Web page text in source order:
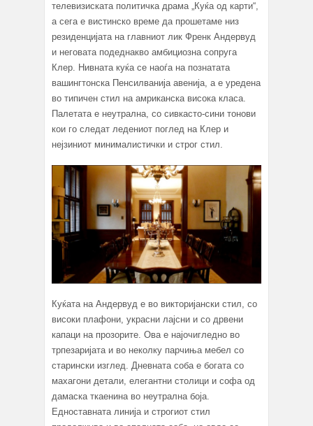
телевизиската политичка драма „Куќа од карти“,
а сега е вистинско време да прошетаме низ
резиденцијата на главниот лик Френк Андервуд
и неговата подеднакво амбициозна сопруга
Клер. Нивната куќа се наоѓа на познатата
вашингтонска Пенсилванија авенија, а е уредена
во типичен стил на амриканска висока класа.
Палетата е неутрална, со сивкасто-сини тонови
кои го следат ледениот поглед на Клер и
нејзиниот минималистички и строг стил.
Куќата на Андервуд е во викторијански стил, со
високи плафони, украсни лајсни и со дрвени
капаци на прозорите. Ова е најочигледно во
трпезаријата и во неколку парчиња мебел со
старински изглед. Дневната соба е богата со
махагони детали, елегантни столици и софа од
дамаска ткаенина во неутрална боја.
Едноставната линија и строгиот стил